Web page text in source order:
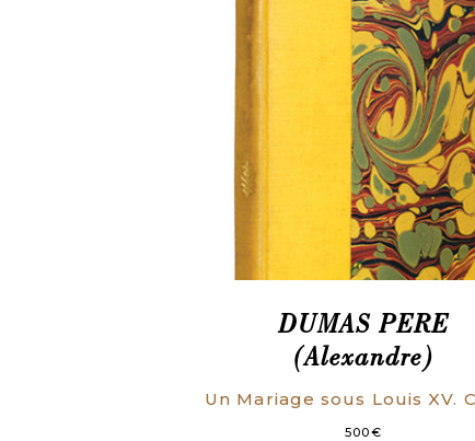
DUMAS PERE
(Alexandre)
500€